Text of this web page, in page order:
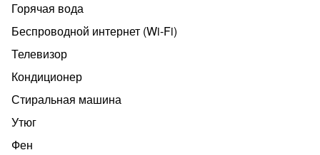
Горячая вода
Беспроводной интернет (Wi‑Fi)
Телевизор
Кондиционер
Стиральная машина
Утюг
Фен